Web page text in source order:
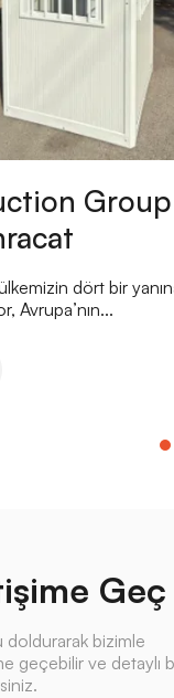
Group
dört bir
Avrupa’nın...
Geç
doldurarak bizimle
geçebilir ve detaylı